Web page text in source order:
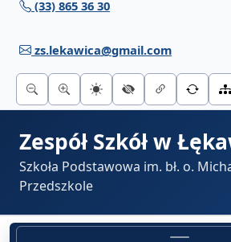
Przejdź do treści
(33) 865 36 30
zs.lekawica@gmail.com
Zespół Szkół w
Szkoła Podstawowa im. bł. o.
Przedszkole